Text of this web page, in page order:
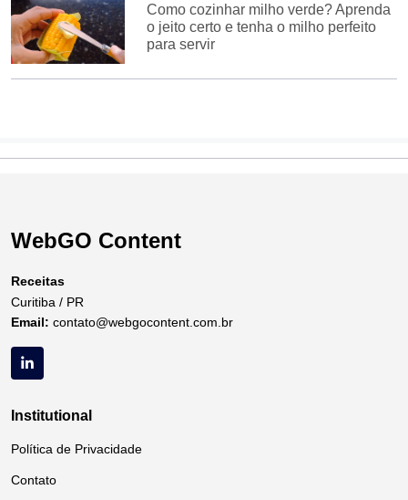
Como cozinhar milho verde? Aprenda
o jeito certo e tenha o milho perfeito
para servir
WebGO Content
Receitas
Curitiba / PR
Email: contato@webgocontent.com.br
Institutional
Política de Privacidade
Contato